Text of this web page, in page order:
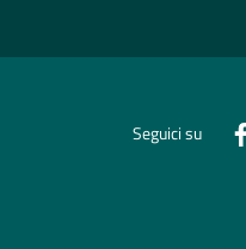
Seguici su